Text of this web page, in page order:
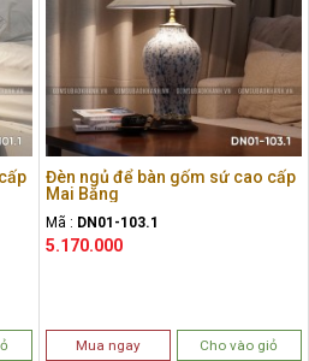
Đèn ngủ để bàn gốm sứ cao cấp
Mai Băng
Mã : DN01-103.1
5.170.000
Mua ngay Cho vào giỏ